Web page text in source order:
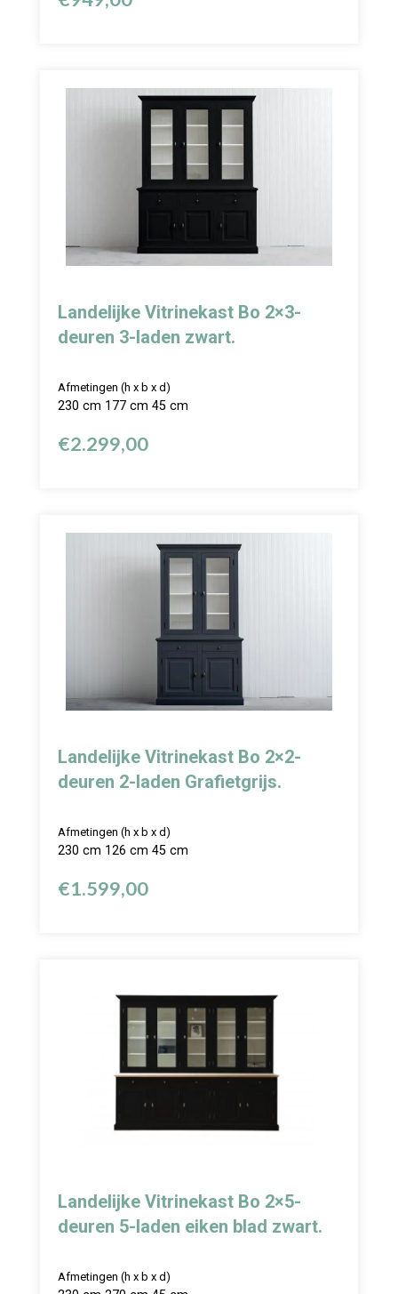
Landelijke Vitrinekast Bo 2×3-
deuren 3-laden zwart.
Afmetingen (h x b x d)
230 cm 177 cm 45 cm
€2.299,00
Landelijke Vitrinekast Bo 2×2-
deuren 2-laden Grafietgrijs.
Afmetingen (h x b x d)
230 cm 126 cm 45 cm
€1.599,00
Landelijke Vitrinekast Bo 2×5-
deuren 5-laden eiken blad zwart.
Afmetingen (h x b x d)